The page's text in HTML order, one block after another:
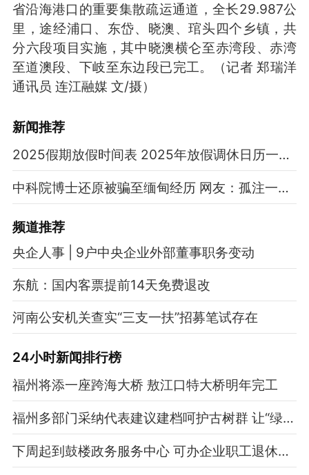
省沿海港口的重要集散疏运通道，全长29.987公
里，途经浦口、东岱、晓澳、琯头四个乡镇，共
分六段项目实施，其中晓澳横仑至赤湾段、赤湾
至道澳段、下岐至东边段已完工。（记者 郑瑞洋
通讯员 连江融媒 文/摄）
新闻推荐
2025假期放假时间表 2025年放假调休日历一览表
中科院博士还原被骗至缅甸经历 网友：孤注一掷现实版
频道推荐
央企人事 | 9户中央企业外部董事职务变动
东航：国内客票提前14天免费退改
河南公安机关查实“三支一扶”招募笔试存在
24小时新闻排行榜
福州将添一座跨海大桥 敖江口特大桥明年完工
福州多部门采纳代表建议建档呵护古树群 让“绿色瑰宝”枝繁叶茂
下周起到鼓楼政务服务中心 可办企业职工退休手续